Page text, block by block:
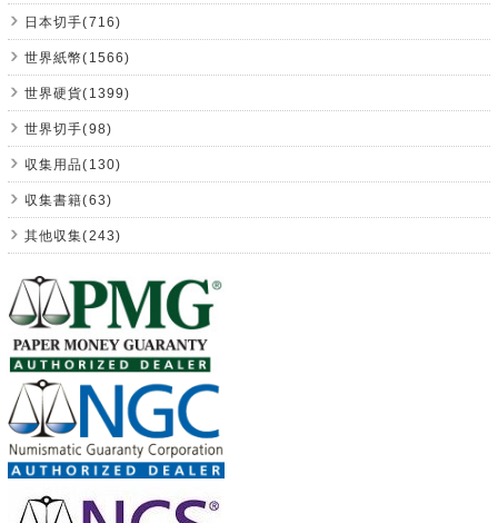
日本切手(716)
世界紙幣(1566)
世界硬貨(1399)
世界切手(98)
収集用品(130)
収集書籍(63)
其他収集(243)